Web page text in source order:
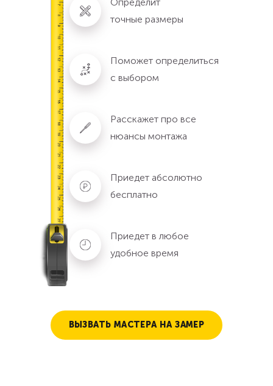
точные размеры
Поможет определиться
с выбором
Расскажет про все
нюансы монтажа
Приедет абсолютно
бесплатно
Приедет в любое
удобное время
ВЫЗВАТЬ МАСТЕРА НА ЗАМЕР